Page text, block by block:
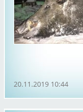
20.11.2019 10:44